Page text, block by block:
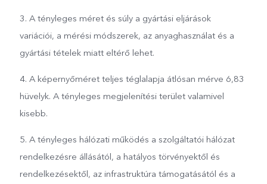
3. A tényleges méret és súly a gyártási eljárások
variációi, a mérési módszerek, az anyaghasználat és a
gyártási tételek miatt eltérő lehet.
4. A képernyőméret teljes téglalapja átlósan mérve 6,83
hüvelyk. A tényleges megjelenítési terület valamivel
kisebb.
5. A tényleges hálózati működés a szolgáltatói hálózat
rendelkezésre állásától, a hatályos törvényektől és
rendelkezésektől, az infrastruktúra támogatásától és a